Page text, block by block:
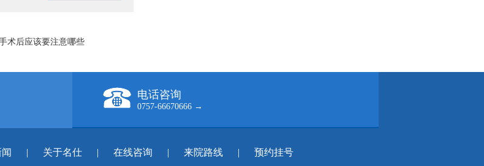
术后应该要注意哪些
电话咨询
0757-66670666 →
| 关于名仕 | 在线咨询 | 来院路线 | 预约挂号